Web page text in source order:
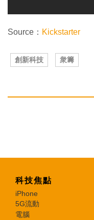
Source： Kickstarter
創新科技 衆籌
科技焦點
iPhone
5G流動
電腦